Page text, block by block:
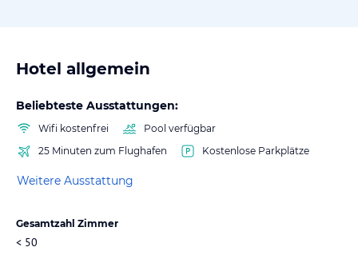
Hotel allgemein
Beliebteste Ausstattungen:
Wifi kostenfrei
Pool verfügbar
25 Minuten zum Flughafen
Kostenlose Parkplätze
Weitere Ausstattung
Gesamtzahl Zimmer
< 50